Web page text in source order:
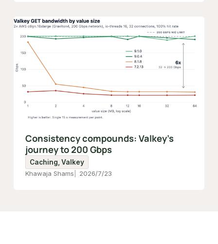
Consistency compounds: Valkey's
journey to 200 Gbps
Caching, Valkey
Khawaja Shams
2026/7/23